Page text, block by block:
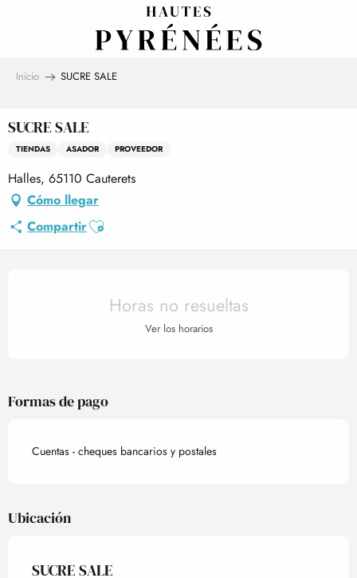
Inicio SUCRE SALE
SUCRE SALE
TIENDAS ASADOR PROVEEDOR
Halles, 65110 Cauterets
Cómo llegar
CompartirAjouter aux favoris
Horarios y datos de
Horas no resueltas
Ver los horarios
Formas de pago
Cuentas - cheques bancarios y postales
Ubicación
SUCRE SALE